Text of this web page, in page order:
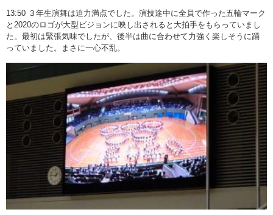
13:50 ３年生演舞は迫力満点でした。演技途中に全員で作った五輪マーク
と2020のロゴが大型ビジョンに映し出されると大拍手をもらっていまし
た。最初は緊張気味でしたが、後半は曲に合わせて力強く楽しそうに踊
っていました。まさに一心不乱。